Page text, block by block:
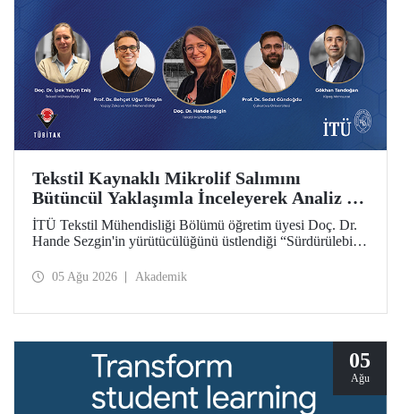
Tekstil Kaynaklı Mikrolif Salımını
Bütüncül Yaklaşımla İnceleyerek Analiz ve
Azaltım Stratejileri Geliştirecek Projeye
TÜBİTAK Desteği
İTÜ Tekstil Mühendisliği Bölümü öğretim üyesi Doç. Dr.
Hande Sezgin'in yürütücülüğünü üstlendiği “Sürdürülebilir
Koşullarına Bağlı Mikrolif Salımı: Aşınma, UV Maruziyeti
kapsamında desteklenmeye hak kazandı.
05 Ağu 2026 Akademik
05
Ağu